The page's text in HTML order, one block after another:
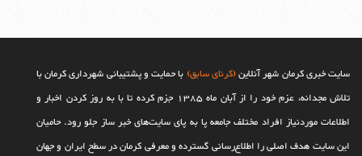
سایت خبری کرمان شهر آنلاین(کرنای سابق) با حمایت و پشتیبانی شهرداری کرمان با
تلاش مجدانه، عزم خود را از آبان ماه 1385 جزم کرده تا با به روز کردن اخبار و
اطلاعات موردنیاز افراد مختلف جامعه پا به پای سایت‌های خبر ساز جلو رود. حامیان
این سایت هدف اصلی را اطلاع‌رسانی گسترده و معرفی کرمان در سطح ایران و جهان